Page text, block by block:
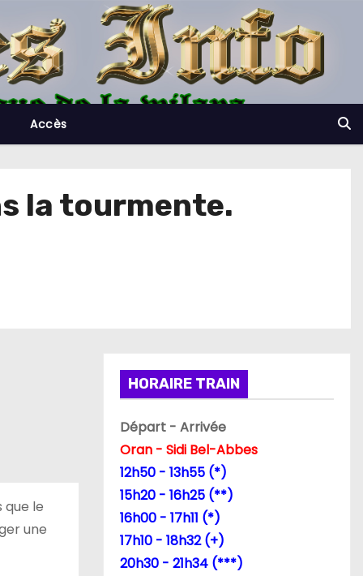
Accès
la tourmente.
le
une
HORAIRE TRAIN
Départ - Arrivée
Oran - Sidi Bel-Abbes
12h50 - 13h55 (*)
15h20 - 16h25 (**)
16h00 - 17h11 (*)
17h10 - 18h32 (+)
20h30 - 21h34 (***)